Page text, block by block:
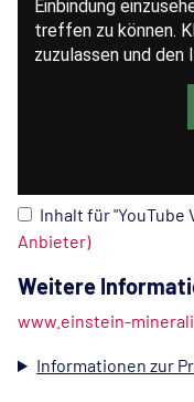
Inhalt für "YouTube
Anbieter)
Weitere
www.einstein-
Informationen zur